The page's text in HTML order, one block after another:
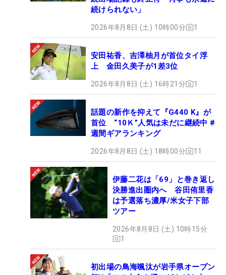
続けられない」
2026年8月8日 (土) 10時00分 1
安田祐香、吉澤柚月が首位タイ浮
上 金田久美子が1差3位
2026年8月8日 (土) 16時21分 1
話題の新作を抑えて『G440 K』が
首位 “10Ｋ”人気は未だに継続中 #
週間ギアランキング
2026年8月8日 (土) 18時00分 11
伊藤二花は「69」と巻き返し
決勝進出圏内へ 谷田侑里香
は予選落ち濃厚/米女子下部
ツアー
2026年8月8日 (土) 10時15分
1
初出場の鳥海颯汰が岩手県オープン